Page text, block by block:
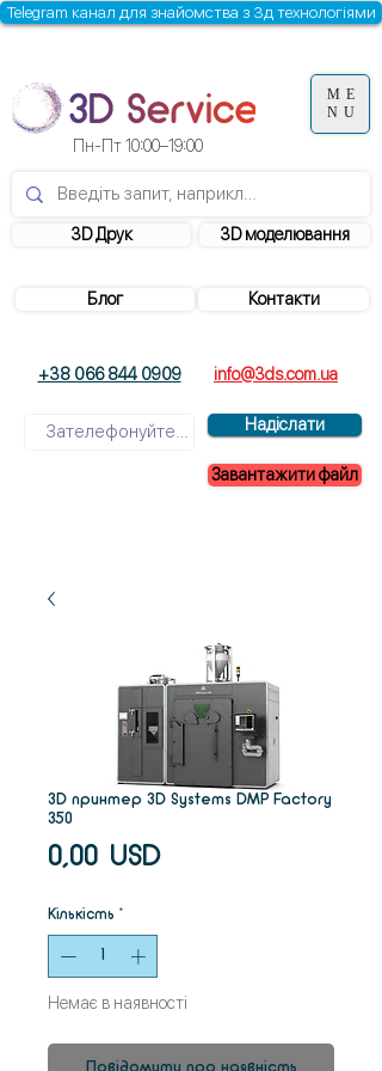
3D моделювання
Контакти
3D Друк
+38 066 844 0909 info@3ds.com.ua
Надіслати
Завантажити файл
Блог
Пн-Пт 10:00–19:00
Telegram канал для знайомства з 3д технологіями
ME
NU
3D принтер 3D Systems DMP Factory
350
0,00 USDЦіна
Кількість *
Немає в наявності
Повідомити про наявність